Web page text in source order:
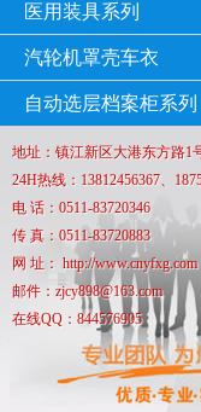
医用装具系列
汽轮机罩壳车衣
自动选层档案柜系列
地址：镇江新区大港东方路1
24H热线：13812456367、
电 话：0511-83720346
传 真：0511-83720883
网 址： http://www.cnyfxg.com
邮件：zjcy898@163.com
在线QQ：844576905